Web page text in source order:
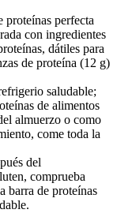
perfecta
con ingredientes
dátiles para
de proteína (12 g)
saludable;
de alimentos
almuerzo o como
come toda la
del
comprueba
barra de proteínas